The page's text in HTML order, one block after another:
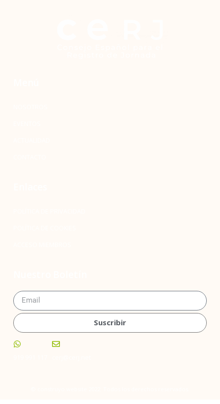
Suscribir